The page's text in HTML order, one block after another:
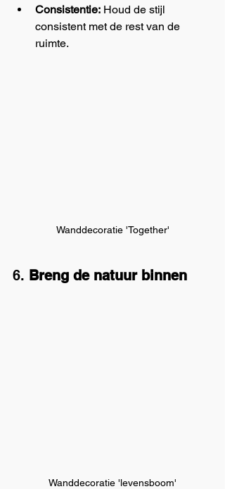
Consistentie: Houd de stijl
consistent met de rest van de
ruimte.
Wanddecoratie 'Together'
6. Breng de natuur binnen
Wanddecoratie 'levensboom'